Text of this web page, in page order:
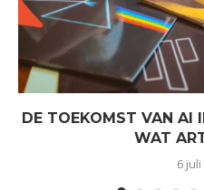
DE TOEKOMST VAN AI
WAT
6 juli